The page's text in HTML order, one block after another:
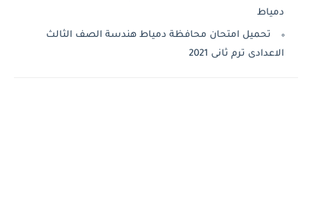
دمياط
تحميل امتحان محافظة دمياط هندسة الصف الثالث
الاعدادى ترم ثانى 2021